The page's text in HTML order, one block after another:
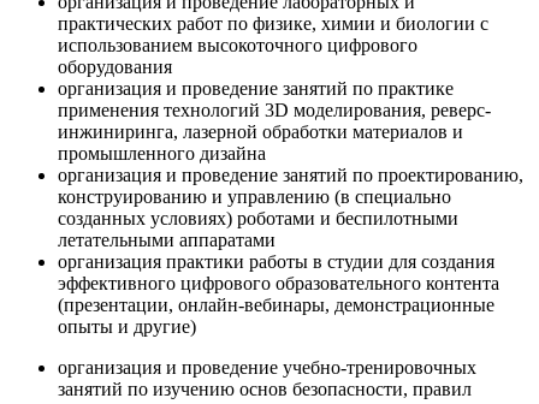
практических работ по физике, химии и биологии с
использованием высокоточного цифрового
оборудования
организация и проведение занятий по практике
применения технологий 3D моделирования, реверс-
инжиниринга, лазерной обработки материалов и
промышленного дизайна
организация и проведение занятий по проектированию,
конструированию и управлению (в специально
созданных условиях) роботами и беспилотными
летательными аппаратами
организация практики работы в студии для создания
эффективного цифрового образовательного контента
(презентации, онлайн-вебинары, демонстрационные
опыты и другие)
организация и проведение учебно-тренировочных
занятий по изучению основ безопасности, правил